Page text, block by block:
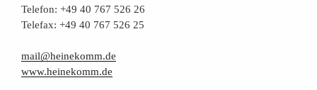
Tele­fon: +49 40 767 526 26
Tele­fax: +49 40 767 526 25
mail@heinekomm.de
www.heinekomm.de